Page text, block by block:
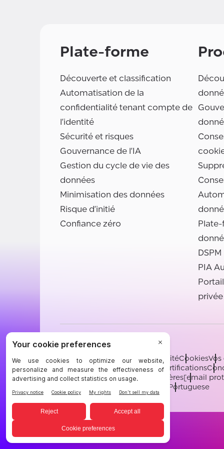
Plate-forme
Découverte et classification
Automatisation de la
confidentialité tenant compte de
l'identité
Sécurité et risques
Gouvernance de l'IA
Gestion du cycle de vie des
données
Minimisation des données
Risque d'initié
Confiance zéro
DSPM
PIA
privée
©BigID
ConditionsAvis de confidentialitéCookies
Ressources juridiques BigIDCertifications
Sous-processeursSoutien Carrières[email
Portuguese